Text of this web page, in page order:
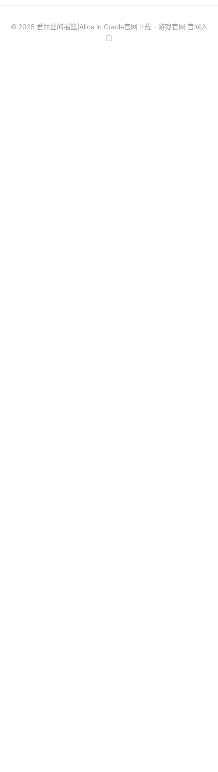
© 2025 爱丽丝的摇篮|Alice in Cradle官网下载 - 游戏官网 官网入
口